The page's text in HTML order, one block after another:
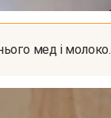
мед і молоко.